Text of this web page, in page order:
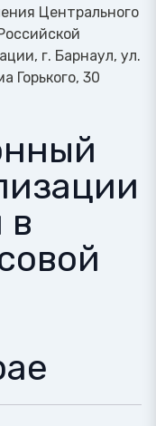
Центрального
г. Барнаул, ул.
Горького, 30
в